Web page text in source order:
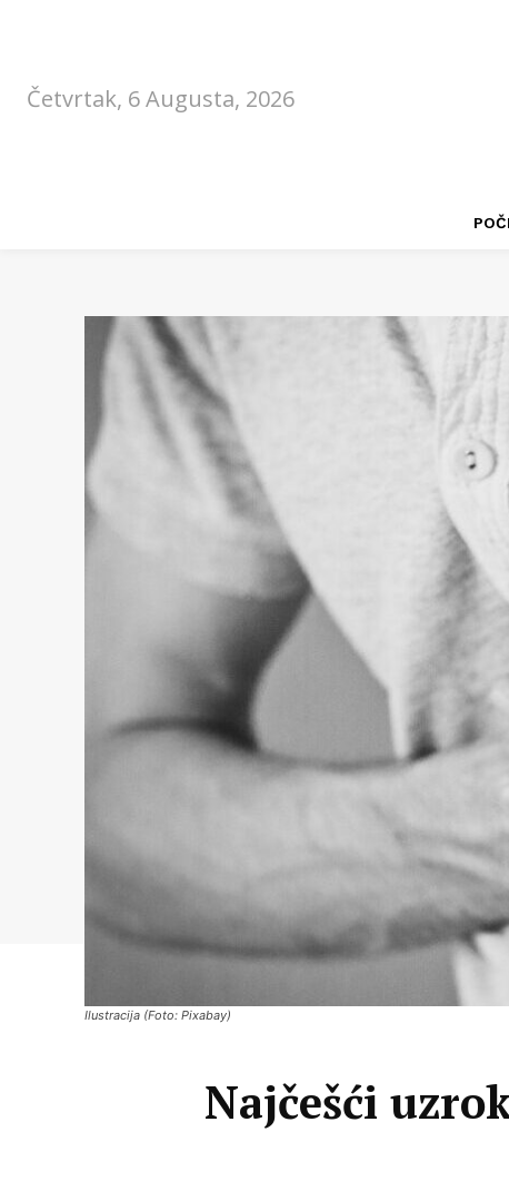
Četvrtak, 6 Augusta, 2026
Ilustracija (Foto: Pixabay)
Najčešći